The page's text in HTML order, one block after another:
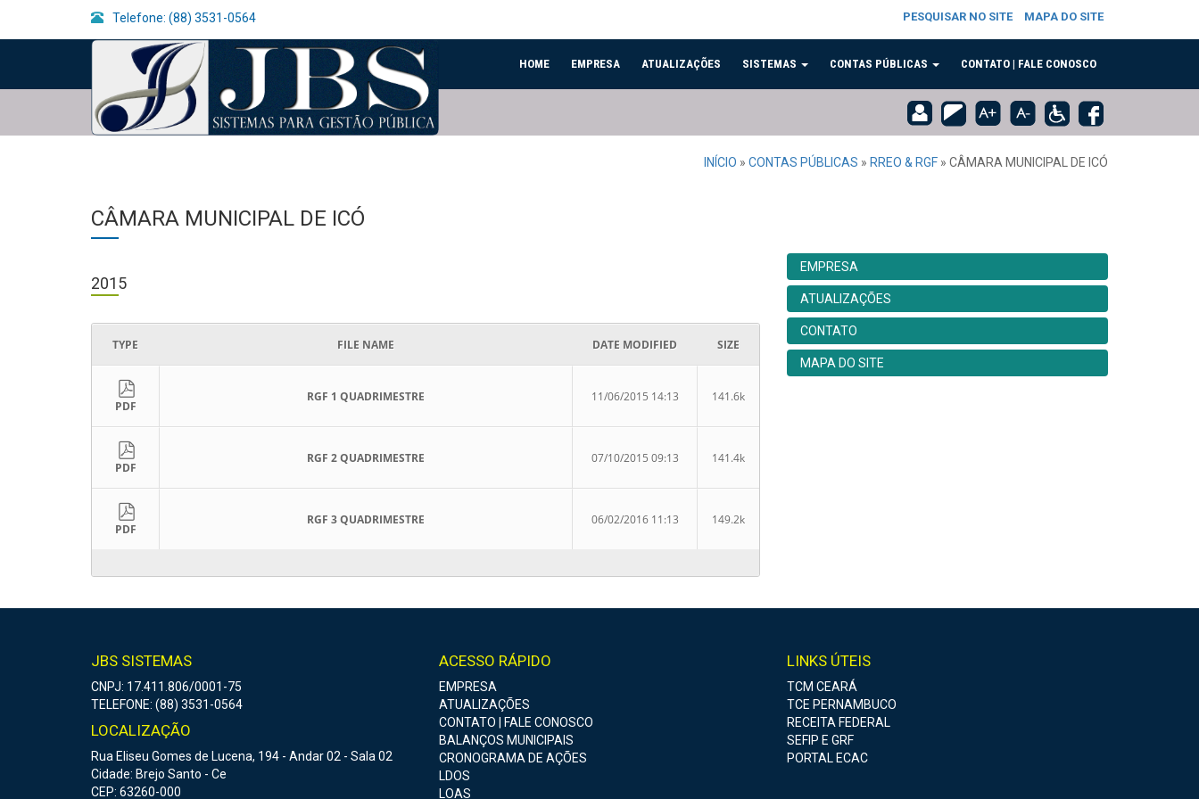
Telefone: (88) 3531-0564 PESQUISAR NO SITE MAPA DO SITE
HOME EMPRESA ATUALIZAÇÕES SISTEMAS CONTAS PÚBLICAS CONTATO | FALE CONOSCO
INÍCIO » CONTAS PÚBLICAS » RREO & RGF » CÂMARA MUNICIPAL DE ICÓ
CÂMARA MUNICIPAL DE ICÓ
2015
TYPE FILE NAME DATE MODIFIED SIZE
PDF
RGF 1 QUADRIMESTRE 11/06/2015 14:13 141.6k
PDF
RGF 2 QUADRIMESTRE 07/10/2015 09:13 141.4k
PDF
RGF 3 QUADRIMESTRE 06/02/2016 11:13 149.2k
EMPRESA
ATUALIZAÇÕES
CONTATO
MAPA DO SITE
JBS SISTEMAS
CNPJ: 17.411.806/0001-75
TELEFONE: (88) 3531-0564
LOCALIZAÇÃO
Rua Eliseu Gomes de Lucena, 194 - Andar 02 - Sala 02
Cidade: Brejo Santo - Ce
CEP: 63260-000
ACESSO RÁPIDO
EMPRESA
ATUALIZAÇÕES
CONTATO | FALE CONOSCO
BALANÇOS MUNICIPAIS
CRONOGRAMA DE AÇÕES
LDOS
LOAS
LINKS ÚTEIS
TCM CEARÁ
TCE PERNAMBUCO
RECEITA FEDERAL
SEFIP E GRF
PORTAL ECAC